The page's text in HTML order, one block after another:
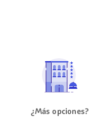
¿Más opciones?